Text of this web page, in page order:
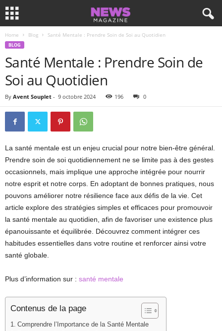
Home Blog Santé Mentale : Prendre Soin de Soi au Quotidien
BLOG
Santé Mentale : Prendre Soin de
Soi au Quotidien
By Avent Souplet - 9 octobre 2024 196 0
La santé mentale est un enjeu crucial pour notre bien-être général.
Prendre soin de soi quotidiennement ne se limite pas à des gestes
occasionnels, mais implique une approche intégrée pour nourrir
notre esprit et notre corps. En adoptant de bonnes pratiques, nous
pouvons améliorer notre résilience face aux défis de la vie. Cet
article explore des stratégies simples et efficaces pour promouvoir
la santé mentale au quotidien, afin de favoriser une existence plus
épanouissante et équilibrée. Découvrez comment intégrer ces
habitudes essentielles dans votre routine et renforcer ainsi votre
santé globale.
Plus d’information sur : santé mentale
Contenus de la page
Comprendre l’Importance de la Santé Mentale